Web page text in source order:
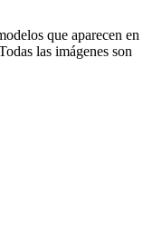
que aparecen en
las imágenes son